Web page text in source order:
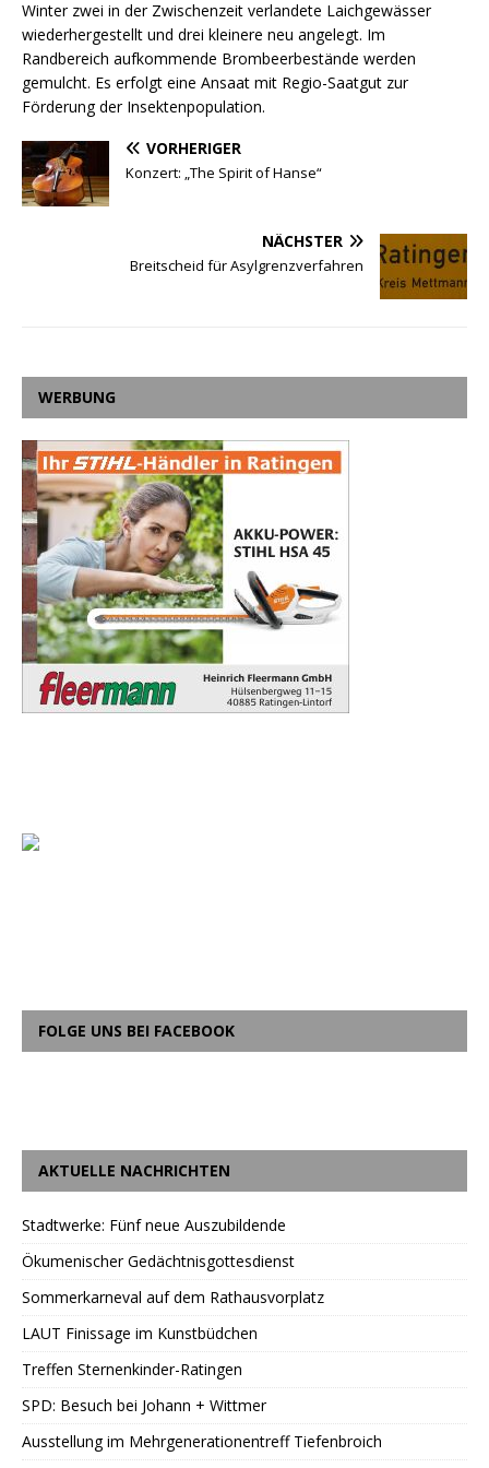
Winter zwei in der Zwischenzeit verlandete Laichgewässer
wiederhergestellt und drei kleinere neu angelegt. Im
Randbereich aufkommende Brombeerbestände werden
gemulcht. Es erfolgt eine Ansaat mit Regio-Saatgut zur
Förderung der Insektenpopulation.
VORHERIGER
Konzert: „The Spirit of Hanse“
NÄCHSTER
Breitscheid für Asylgrenzverfahren
WERBUNG
FOLGE UNS BEI FACEBOOK
AKTUELLE NACHRICHTEN
Stadtwerke: Fünf neue Auszubildende
Ökumenischer Gedächtnisgottesdienst
Sommerkarneval auf dem Rathausvorplatz
LAUT Finissage im Kunstbüdchen
Treffen Sternenkinder-Ratingen
SPD: Besuch bei Johann + Wittmer
Ausstellung im Mehrgenerationentreff Tiefenbroich